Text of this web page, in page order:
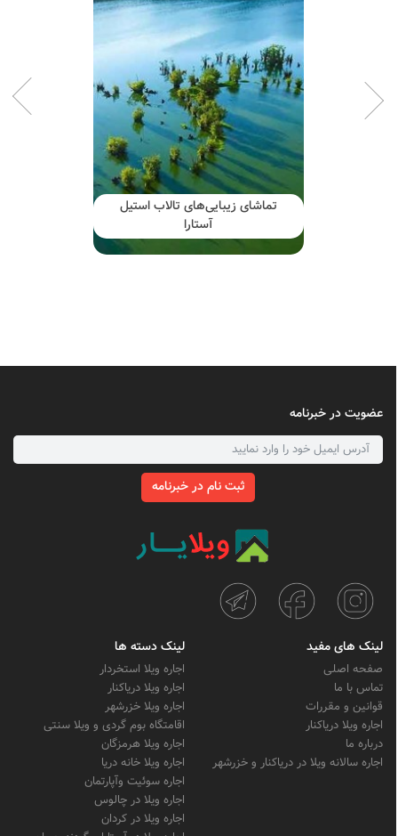
تماشای زیبایی‌های تالاب استیل
آستارا
عضویت در خبرنامه
ثبت نام در خبرنامه
لینک های مفید
صفحه اصلی
تماس با ما
قوانین و مقررات
اجاره ویلا دریاکنار
درباره ما
اجاره سالانه ویلا در دریاکنار و خزرشهر
لینک دسته ها
اجاره ویلا استخردار
اجاره ویلا دریاکنار
اجاره ویلا خزرشهر
اقامتگاه بوم گردی و ویلا سنتی
اجاره ویلا هرمزگان
اجاره ویلا خانه دریا
اجاره سوئیت وآپارتمان
اجاره ویلا در چالوس
اجاره ویلا در کردان